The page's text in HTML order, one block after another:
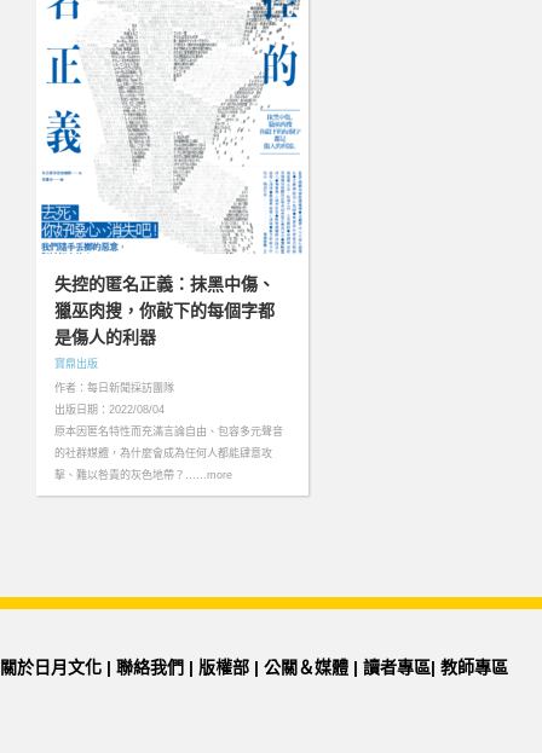
失控的匿名正義：抹黑中傷、
獵巫肉搜，你敲下的每個字都
是傷人的利器
寶鼎出版
作者：每日新聞採訪團隊
出版日期：2022/08/04
原本因匿名特性而充滿言論自由、包容多元聲音
的社群媒體，為什麼會成為任何人都能肆意攻
擊、難以咎責的灰色地帶？……more
關於日月文化 | 聯絡我們 | 版權部 | 公關＆媒體 | 讀者專區| 教師專區